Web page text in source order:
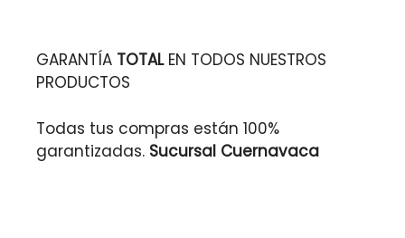
GARANTÍA TOTALEN TODOS NUESTROS
PRODUCTOS
Todas tus compras están 100%
garantizadas. Sucursal Cuernavaca